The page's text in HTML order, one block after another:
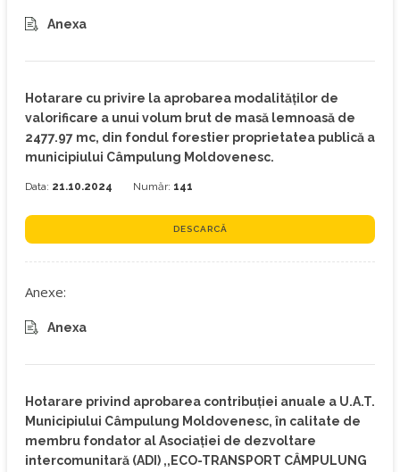
Anexa
Hotarare cu privire la aprobarea modalităților de
valorificare a unui volum brut de masă lemnoasă de
2477.97 mc, din fondul forestier proprietatea publică a
municipiului Câmpulung Moldovenesc.
Data: 21.10.2024 Număr: 141
DESCARCĂ
Anexe:
Anexa
Hotarare privind aprobarea contribuției anuale a U.A.T.
Municipiului Câmpulung Moldovenesc, în calitate de
membru fondator al Asociației de dezvoltare
intercomunitară (ADI) ,,ECO-TRANSPORT CÂMPULUNG